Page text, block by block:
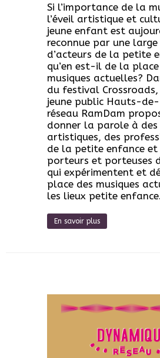
Si l’importance de la
l’éveil artistique et
jeune enfant est
reconnue par une
d’acteurs de la petite
qu’en est-il de la place
musiques actuelles?
du festival
jeune public Hauts-
réseau RamDam
donner la parole à des
artistiques, des
de la petite enfance et
porteurs et porteuses
qui expérimentent et
place des musiques
les lieux petite enfance.
En savoir plus